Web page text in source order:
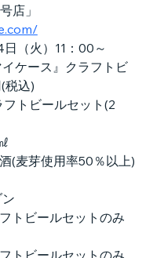
店」
日（火）11：00～
イケース』クラフトビ
税込)
フトビールセット(2
(麦芽使用率50％以上)
トビールセットのみ
トビールセットのみ